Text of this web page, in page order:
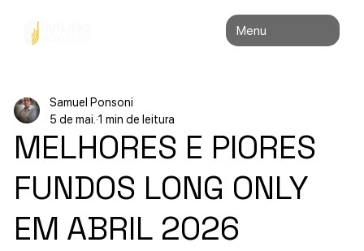
Menu
MELHORES E PIORES
FUNDOS LONG ONLY
EM ABRIL 2026
Samuel Ponsoni
5 de mai. 1 min de leitura